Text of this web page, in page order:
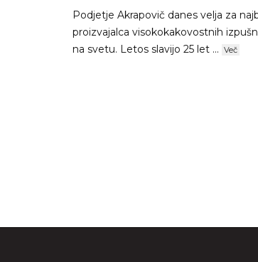
Podjetje Akrapovič danes velja za
proizvajalca visokokakovostnih
na svetu. Letos slavijo 25 let ... Več